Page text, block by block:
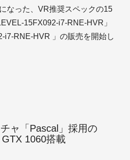
なった、VR推奨スペックの15
15FX092-i7-RNE-HVR」
i7-RNE-HVR 」の販売を開始し
ャ「Pascal」採用の
1060搭載